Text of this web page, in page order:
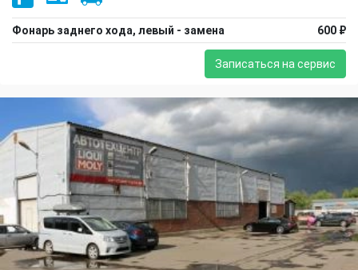
Фонарь заднего хода, левый - замена 600 ₽
Записаться на сервис